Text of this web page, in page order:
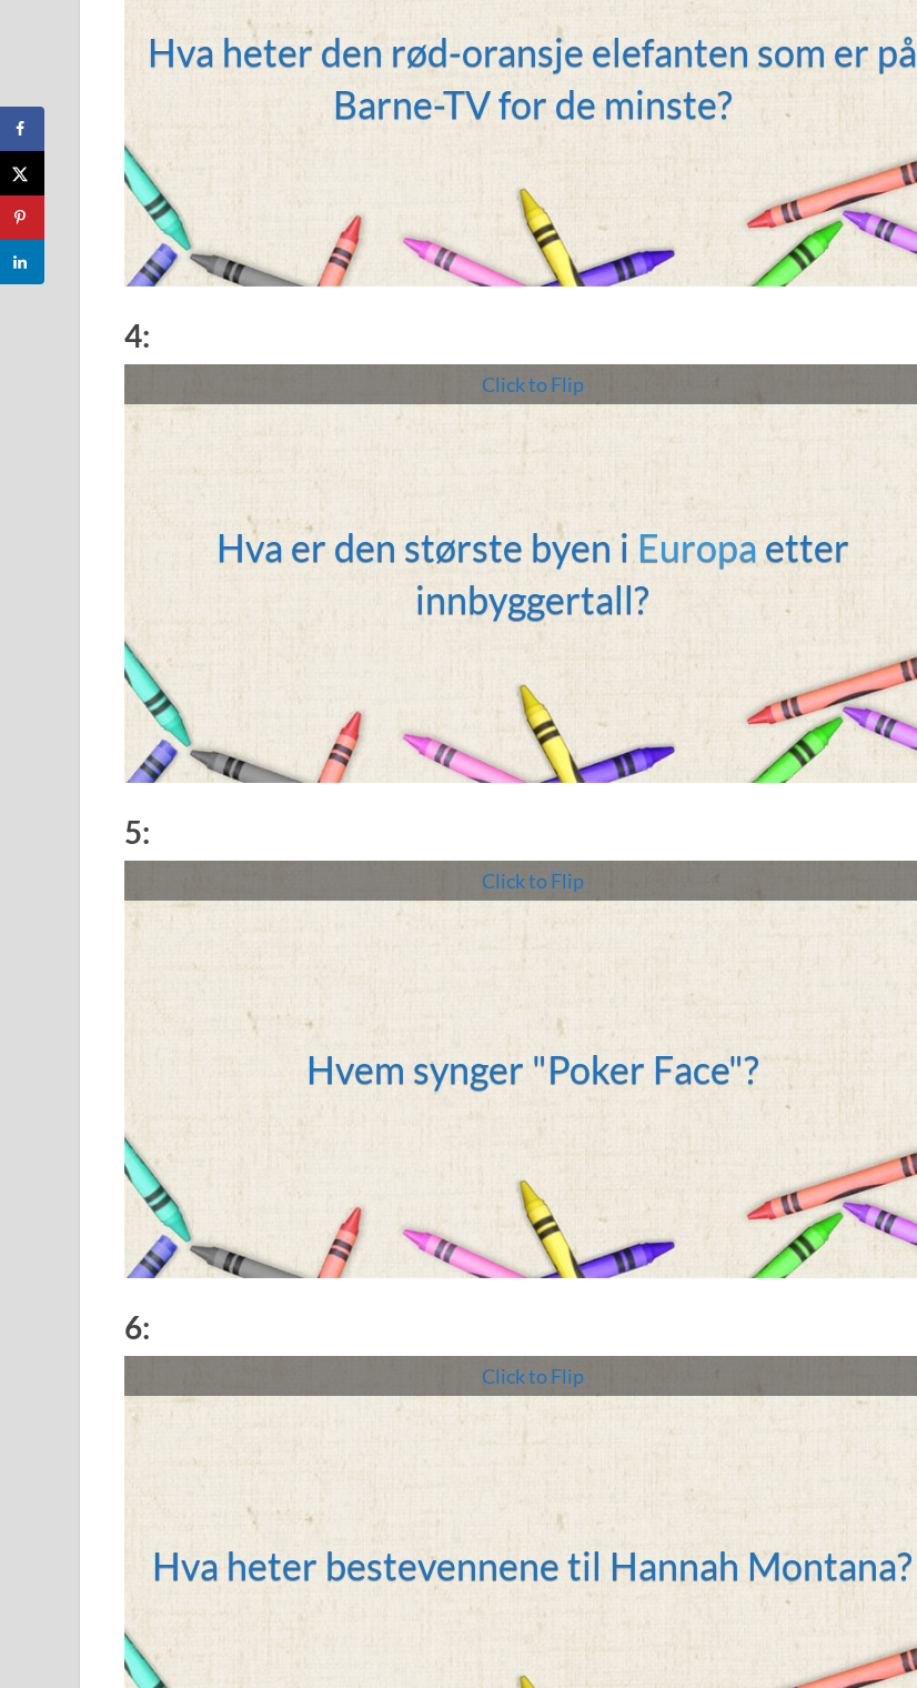
Hva heter den rød-oransje elefanten som er på
Barne-TV for de minste?
Fantorangen
4:
Hva er den største byen i Europaetter
innbyggertall?
Click to Flip
London
5:
Hvem synger "Poker Face"?
Click to Flip
Lady Gaga
6:
Hva heter bestevennene til Hannah Montana?
Click to Flip
Lilly og Oliver